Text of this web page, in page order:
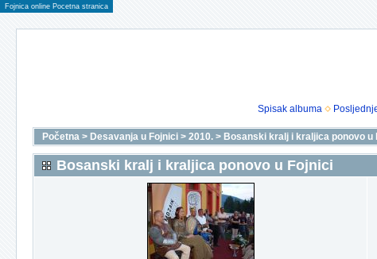
Fojnica online Pocetna stranica
Spisak albuma
Početna > Desavanja u Fojnici > 2010. > Bosanski kralj i kraljica ponovo u
Bosanski kralj i kraljica ponovo u Fojnici